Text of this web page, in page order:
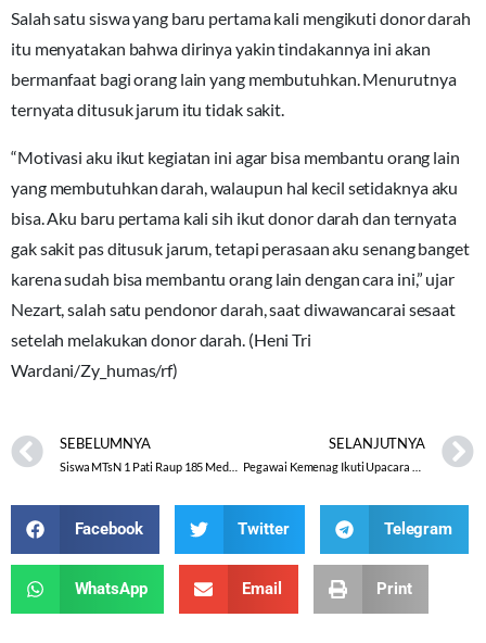
Salah satu siswa yang baru pertama kali mengikuti donor darah
itu menyatakan bahwa dirinya yakin tindakannya ini akan
bermanfaat bagi orang lain yang membutuhkan. Menurutnya
ternyata ditusuk jarum itu tidak sakit.
“Motivasi aku ikut kegiatan ini agar bisa membantu orang lain
yang membutuhkan darah, walaupun hal kecil setidaknya aku
bisa. Aku baru pertama kali sih ikut donor darah dan ternyata
gak sakit pas ditusuk jarum, tetapi perasaan aku senang banget
karena sudah bisa membantu orang lain dengan cara ini,” ujar
Nezart, salah satu pendonor darah, saat diwawancarai sesaat
setelah melakukan donor darah. (Heni Tri
Wardani/Zy_humas/rf)
SEBELUMNYA
Siswa MTsN 1 Pati Raup 185 Medali di Ajang Singapore Science Olympiad
SELANJUTNYA
Facebook Twitter Telegram
WhatsApp Email Print